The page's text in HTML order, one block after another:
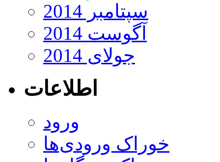
سپتامبر 2014
آگوست 2014
جولای 2014
اطلاعات
ورود
خوراک ورودی‌ها